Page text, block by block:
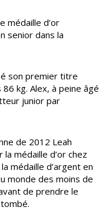
médaille d’or
senior dans la
son premier titre
kg. Alex, à peine âgé
junior par
de 2012 Leah
médaille d’or chez
médaille d’argent en
monde des moins de
de prendre le